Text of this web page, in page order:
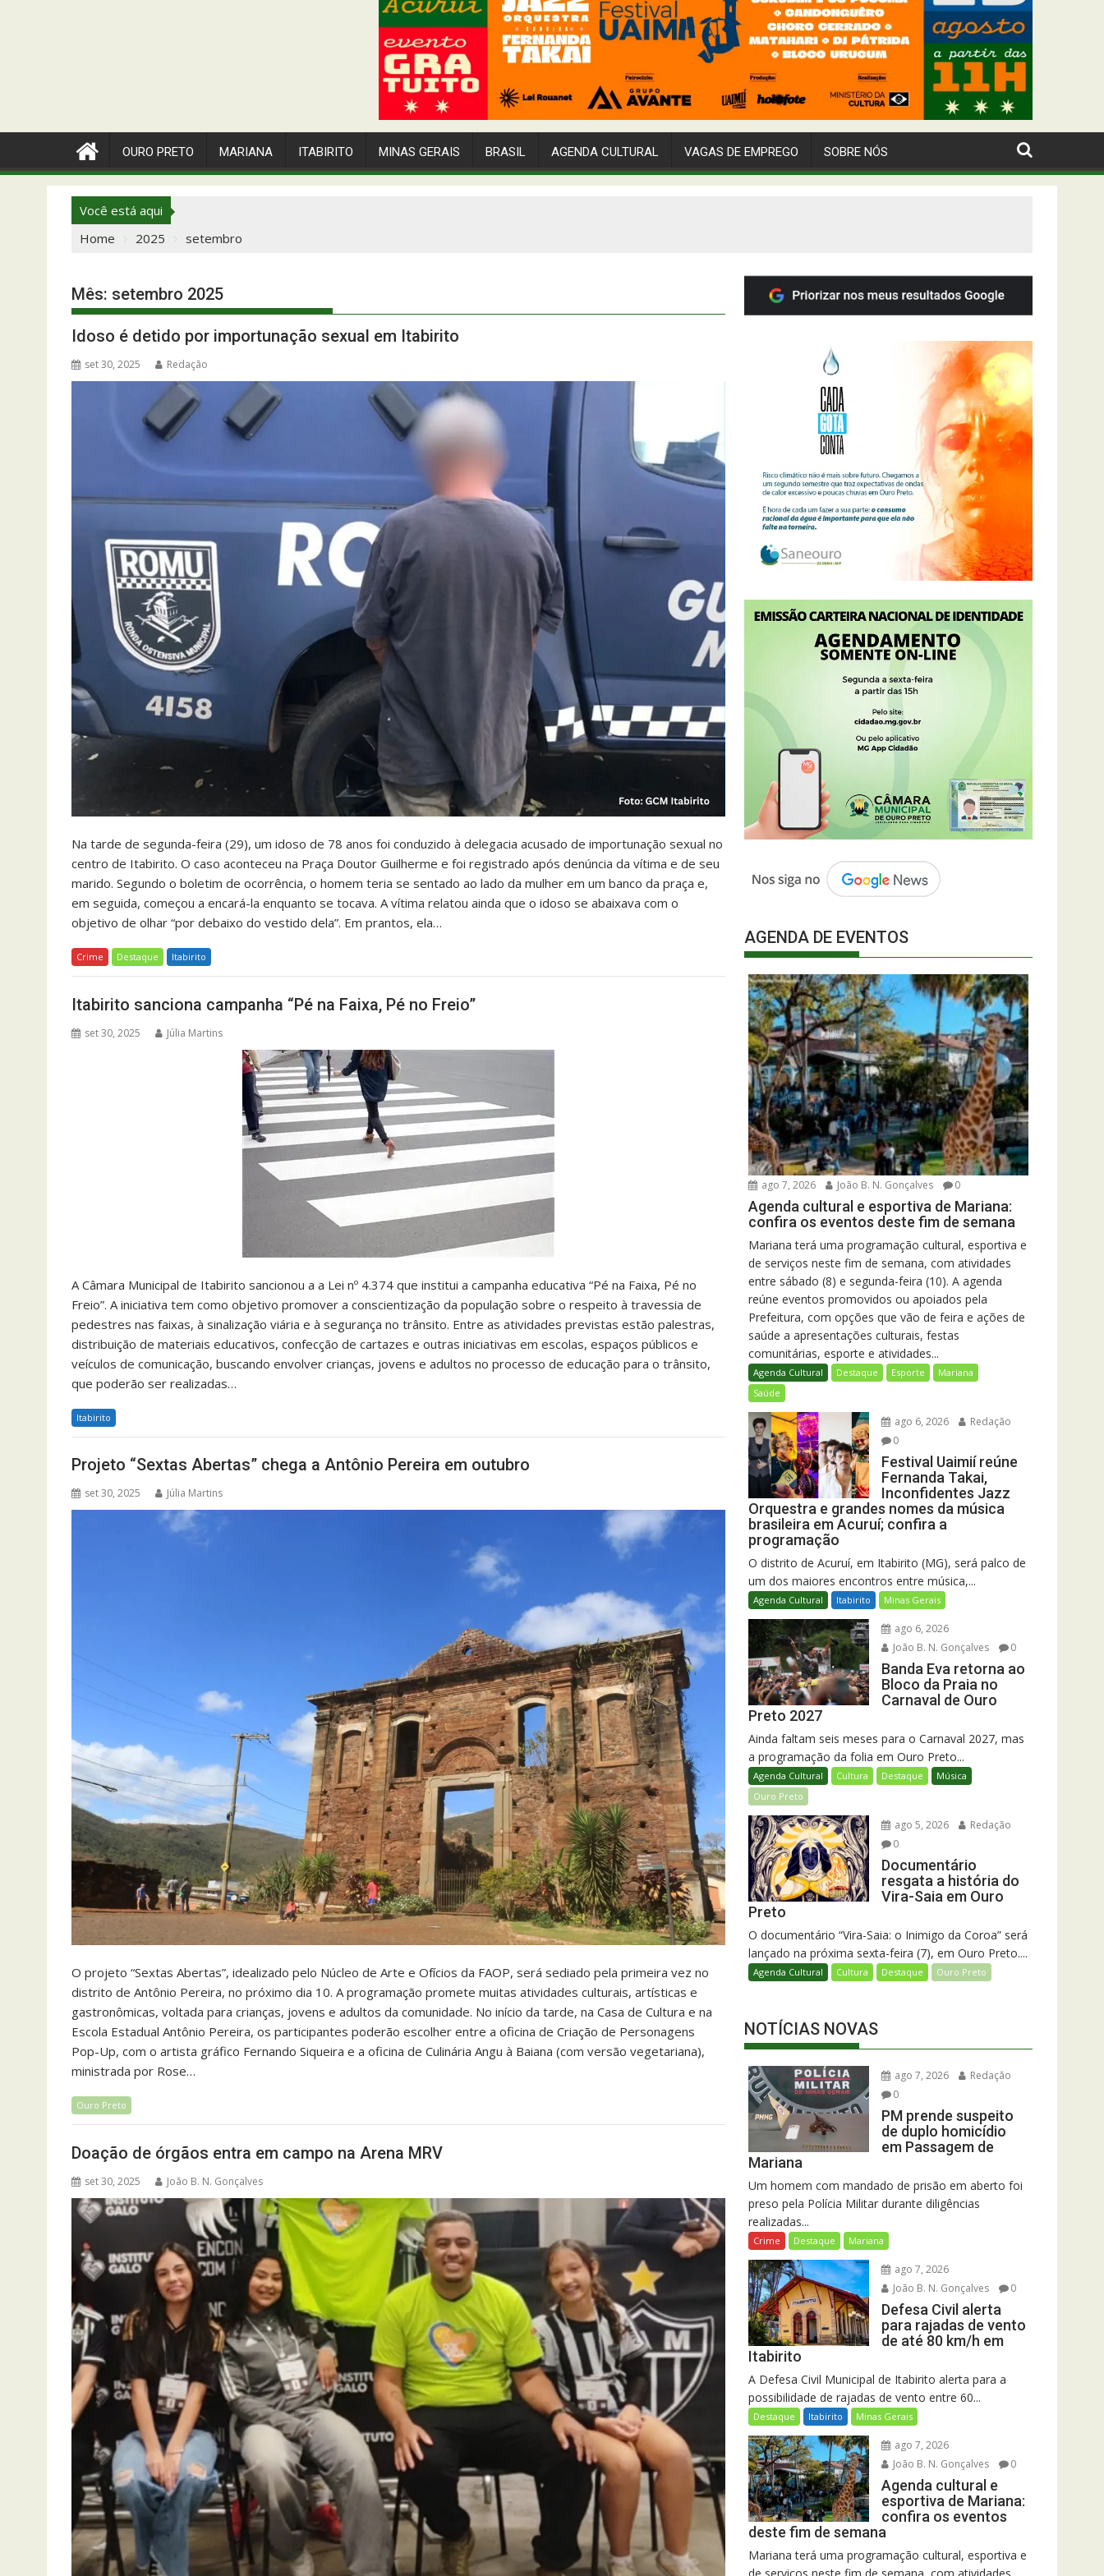
OURO PRETO MARIANA ITABIRITO MINAS GERAIS BRASIL AGENDA CULTURAL VAGAS DE EMPREGO SOBRE NÓS
Você está aqui
Home
2025 setembro
Mês: setembro 2025
Idoso é detido por importunação sexual em Itabirito
set 30, 2025 Redação
Na tarde de segunda-feira (29), um idoso de 78 anos foi conduzido à delegacia acusado de importunação sexual no
centro de Itabirito. O caso aconteceu na Praça Doutor Guilherme e foi registrado após denúncia da vítima e de seu
marido. Segundo o boletim de ocorrência, o homem teria se sentado ao lado da mulher em um banco da praça e,
em seguida, começou a encará-la enquanto se tocava. A vítima relatou ainda que o idoso se abaixava com o
objetivo de olhar “por debaixo do vestido dela”. Em prantos, ela…
Crime Destaque Itabirito
Itabirito sanciona campanha “Pé na Faixa, Pé no Freio”
set 30, 2025 Júlia Martins
A Câmara Municipal de Itabirito sancionou a a Lei nº 4.374 que institui a campanha educativa “Pé na Faixa, Pé no
Freio”. A iniciativa tem como objetivo promover a conscientização da população sobre o respeito à travessia de
pedestres nas faixas, à sinalização viária e à segurança no trânsito. Entre as atividades previstas estão palestras,
distribuição de materiais educativos, confecção de cartazes e outras iniciativas em escolas, espaços públicos e
veículos de comunicação, buscando envolver crianças, jovens e adultos no processo de educação para o trânsito,
que poderão ser realizadas…
Itabirito
Projeto “Sextas Abertas” chega a Antônio Pereira em outubro
set 30, 2025 Júlia Martins
O projeto “Sextas Abertas”, idealizado pelo Núcleo de Arte e Ofícios da FAOP, será sediado pela primeira vez no
distrito de Antônio Pereira, no próximo dia 10. A programação promete muitas atividades culturais, artísticas e
gastronômicas, voltada para crianças, jovens e adultos da comunidade. No início da tarde, na Casa de Cultura e na
Escola Estadual Antônio Pereira, os participantes poderão escolher entre a oficina de Criação de Personagens
Pop-Up, com o artista gráfico Fernando Siqueira e a oficina de Culinária Angu à Baiana (com versão vegetariana),
ministrada por Rose…
Ouro Preto
Doação de órgãos entra em campo na Arena MRV
set 30, 2025 João B. N. Gonçalves
AGENDA DE EVENTOS
ago 7, 2026 João B. N. Gonçalves 0
Agenda cultural e esportiva de Mariana:
confira os eventos deste fim de semana
Mariana terá uma programação cultural, esportiva e
de serviços neste fim de semana, com atividades
entre sábado (8) e segunda-feira (10). A agenda
reúne eventos promovidos ou apoiados pela
Prefeitura, com opções que vão de feira e ações de
saúde a apresentações culturais, festas
comunitárias, esporte e atividades...
Agenda Cultural Destaque Esporte
Mariana
Saúde
ago 6, 2026
Redação
0
Festival Uaimií reúne
Fernanda Takai,
Inconfidentes Jazz
Orquestra e grandes nomes da música
brasileira em Acuruí; confira a
programação
O distrito de Acuruí, em Itabirito (MG), será palco de
um dos maiores encontros entre música,...
Agenda Cultural Itabirito Minas Gerais
ago 6, 2026
João B. N. Gonçalves
0
Banda Eva retorna ao
Bloco da Praia no
Carnaval de Ouro
Preto 2027
Ainda faltam seis meses para o Carnaval 2027, mas
a programação da folia em Ouro Preto...
Agenda Cultural Cultura Destaque
Música
Ouro Preto
ago 5, 2026
Redação
0
Documentário
resgata a história do
Vira-Saia em Ouro
Preto
O documentário “Vira-Saia: o Inimigo da Coroa” será
lançado na próxima sexta-feira (7), em Ouro Preto....
Agenda Cultural Cultura Destaque Ouro Preto
NOTÍCIAS NOVAS
ago 7, 2026
Redação
0
PM prende suspeito
de duplo homicídio
em Passagem de
Mariana
Um homem com mandado de prisão em aberto foi
preso pela Polícia Militar durante diligências
realizadas...
Crime Destaque Mariana
ago 7, 2026
João B. N. Gonçalves
0
Defesa Civil alerta
para rajadas de vento
de até 80 km/h em
Itabirito
A Defesa Civil Municipal de Itabirito alerta para a
possibilidade de rajadas de vento entre 60...
Destaque Itabirito Minas Gerais
ago 7, 2026
João B. N. Gonçalves
0
Agenda cultural e
esportiva de Mariana:
confira os eventos
deste fim de semana
Mariana terá uma programação cultural, esportiva e